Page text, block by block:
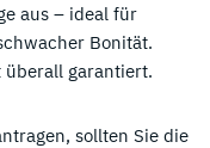
aus – ideal für
Bonität.
garantiert.
sollten Sie die